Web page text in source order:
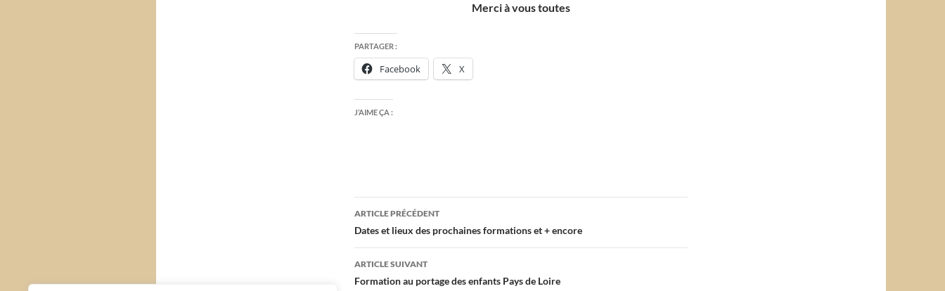
Merci à vous toutes
PARTAGER :
Facebook X
J’AIME ÇA :
Navigation
des
articles
ARTICLE PRÉCÉDENT
Dates et lieux des prochaines formations et + encore
ARTICLE SUIVANT
Formation au portage des enfants Pays de Loire